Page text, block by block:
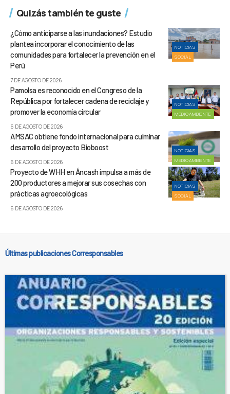
Quizás también te guste
NOTICIAS
SOCIAL
¿Cómo anticiparse a las inundaciones? Estudio
plantea incorporar el conocimiento de las
comunidades para fortalecer la prevención en el
Perú
7 DE AGOSTO DE 2026
NOTICIAS
MEDIOAMBIENTE
Pamolsa es reconocido en el Congreso de la
República por fortalecer cadena de reciclaje y
promover la economía circular
6 DE AGOSTO DE 2026
NOTICIAS
MEDIOAMBIENTE
AMSAC obtiene fondo internacional para culminar
desarrollo del proyecto Bioboost
6 DE AGOSTO DE 2026
NOTICIAS
SOCIAL
Proyecto de WHH en Áncash impulsa a más de
200 productores a mejorar sus cosechas con
prácticas agroecológicas
6 DE AGOSTO DE 2026
Últimas publicaciones Corresponsables